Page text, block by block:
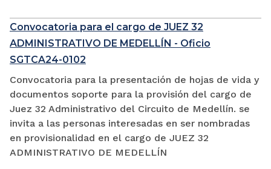
Convocatoria para el cargo de JUEZ 32
ADMINISTRATIVO DE MEDELLÍN - Oficio
SGTCA24-0102
Convocatoria para la presentación de hojas de vida y
documentos soporte para la provisión del cargo de
Juez 32 Administrativo del Circuito de Medellín. se
invita a las personas interesadas en ser nombradas
en provisionalidad en el cargo de JUEZ 32
ADMINISTRATIVO DE MEDELLÍN